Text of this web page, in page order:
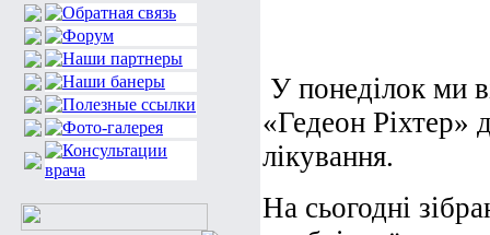
У понеділок ми
«Гедеон Ріхтер»
лікування.
На сьогодні